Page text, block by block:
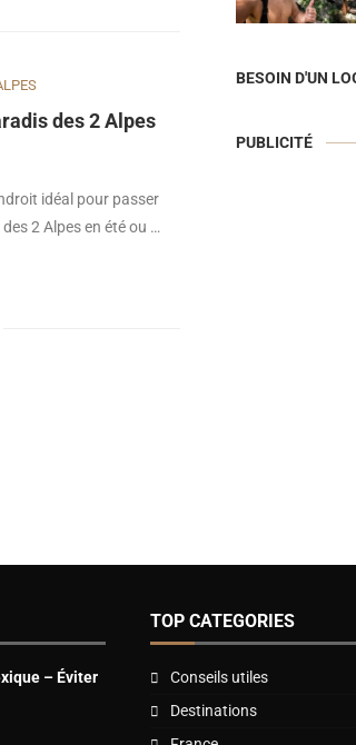
des 2 Alpes
idéal pour passer
2 Alpes en été ou …
BESOIN D'UN
PUBLICITÉ
– Éviter
TOP CATEGORIES
Conseils utiles
Destinations